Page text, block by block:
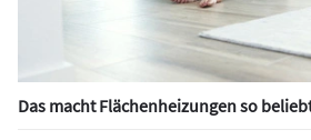
Das macht Flächenheizungen so